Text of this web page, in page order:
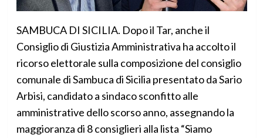
SAMBUCA DI SICILIA. Dopo il Tar, anche il
Consiglio di Giustizia Amministrativa ha accolto il
ricorso elettorale sulla composizione del consiglio
comunale di Sambuca di Sicilia presentato da Sario
Arbisi, candidato a sindaco sconfitto alle
amministrative dello scorso anno, assegnando la
maggioranza di 8 consiglieri alla lista “Siamo